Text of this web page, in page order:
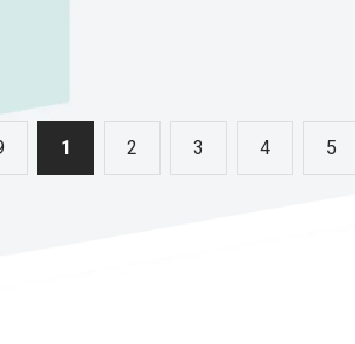
1 2 3 4 5